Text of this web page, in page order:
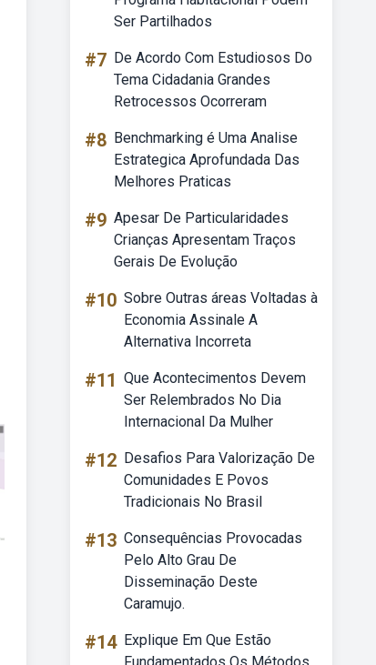
Ser Partilhados
#7 De Acordo Com Estudiosos Do
Tema Cidadania Grandes
Retrocessos Ocorreram
#8 Benchmarking é Uma Analise
Estrategica Aprofundada Das
Melhores Praticas
#9 Apesar De Particularidades
Crianças Apresentam Traços
Gerais De Evolução
#10 Sobre Outras áreas Voltadas à
Economia Assinale A
Alternativa Incorreta
#11 Que Acontecimentos Devem
Ser Relembrados No Dia
Internacional Da Mulher
#12 Desafios Para Valorização De
Comunidades E Povos
Tradicionais No Brasil
#13 Consequências Provocadas
Pelo Alto Grau De
Disseminação Deste
Caramujo.
#14 Explique Em Que Estão